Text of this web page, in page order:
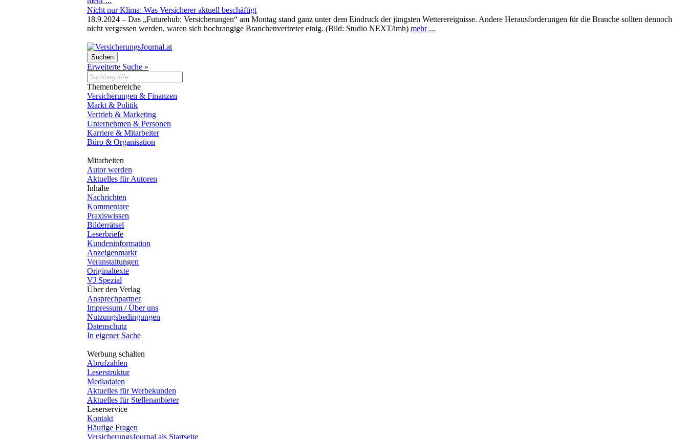
Nicht nur Klima: Was Versicherer aktuell beschäftigt
18.9.2024 – Das „Futurehub: Versicherungen“ am Montag stand ganz unter dem Eindruck der jüngsten Wetterereignisse. Andere Herausforderungen für die Branche sollten dennoch
nicht vergessen werden, waren sich hochrangige Branchenvertreter einig. (Bild: Studio NEXT/imh) mehr ...
Erweiterte Suche »
Themenbereiche
Versicherungen & Finanzen
Markt & Politik
Vertrieb & Marketing
Unternehmen & Personen
Karriere & Mitarbeiter
Büro & Organisation
Mitarbeiten
Autor werden
Aktuelles für Autoren
Inhalte
Nachrichten
Kommentare
Praxiswissen
Bilderrätsel
Leserbriefe
Kundeninformation
Anzeigenmarkt
Veranstaltungen
Originaltexte
VJ Spezial
Über den Verlag
Ansprechpartner
Impressum / Über uns
Nutzungsbedingungen
Datenschutz
In eigener Sache
Werbung schalten
Abrufzahlen
Leserstruktur
Mediadaten
Aktuelles für Werbekunden
Aktuelles für Stellenanbieter
Leserservice
Kontakt
Häufige Fragen
VersicherungsJournal als Startseite